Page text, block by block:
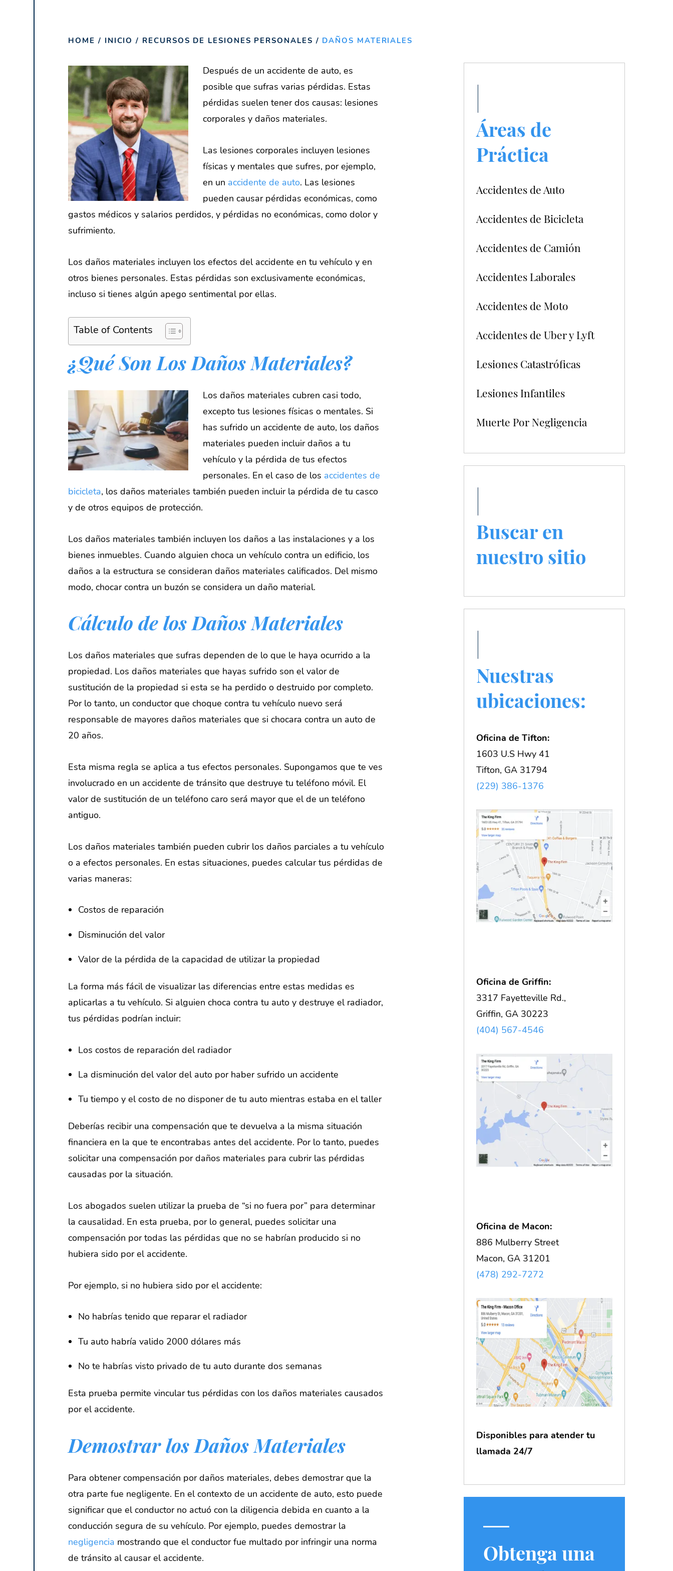
HOME / INICIO / RECURSOS DE LESIONES PERSONALES / DAÑOS MATERIALES
Después de un accidente de auto, es
posible que sufras varias pérdidas. Estas
pérdidas suelen tener dos causas: lesiones
corporales y daños materiales.
Las lesiones corporales incluyen lesiones
físicas y mentales que sufres, por ejemplo,
en un accidente de auto. Las lesiones
pueden causar pérdidas económicas, como
gastos médicos y salarios perdidos, y pérdidas no económicas, como dolor y
sufrimiento.
Los daños materiales incluyen los efectos del accidente en tu vehículo y en
otros bienes personales. Estas pérdidas son exclusivamente económicas,
incluso si tienes algún apego sentimental por ellas.
Table of Contents
¿Qué Son Los Daños Materiales?
Los daños materiales cubren casi todo,
excepto tus lesiones físicas o mentales. Si
has sufrido un accidente de auto, los daños
materiales pueden incluir daños a tu
vehículo y la pérdida de tus efectos
personales. En el caso de los accidentes de
bicicleta, los daños materiales también pueden incluir la pérdida de tu casco
y de otros equipos de protección.
Los daños materiales también incluyen los daños a las instalaciones y a los
bienes inmuebles. Cuando alguien choca un vehículo contra un edificio, los
daños a la estructura se consideran daños materiales calificados. Del mismo
modo, chocar contra un buzón se considera un daño material.
Cálculo de los Daños Materiales
Los daños materiales que sufras dependen de lo que le haya ocurrido a la
propiedad. Los daños materiales que hayas sufrido son el valor de
sustitución de la propiedad si esta se ha perdido o destruido por completo.
Por lo tanto, un conductor que choque contra tu vehículo nuevo será
responsable de mayores daños materiales que si chocara contra un auto de
20 años.
Esta misma regla se aplica a tus efectos personales. Supongamos que te ves
involucrado en un accidente de tránsito que destruye tu teléfono móvil. El
valor de sustitución de un teléfono caro será mayor que el de un teléfono
antiguo.
Los daños materiales también pueden cubrir los daños parciales a tu vehículo
o a efectos personales. En estas situaciones, puedes calcular tus pérdidas de
varias maneras:
Costos de reparación
Disminución del valor
Valor de la pérdida de la capacidad de utilizar la propiedad
La forma más fácil de visualizar las diferencias entre estas medidas es
aplicarlas a tu vehículo. Si alguien choca contra tu auto y destruye el radiador,
tus pérdidas podrían incluir:
Los costos de reparación del radiador
La disminución del valor del auto por haber sufrido un accidente
Tu tiempo y el costo de no disponer de tu auto mientras estaba en el taller
Deberías recibir una compensación que te devuelva a la misma situación
financiera en la que te encontrabas antes del accidente. Por lo tanto, puedes
solicitar una compensación por daños materiales para cubrir las pérdidas
causadas por la situación.
Los abogados suelen utilizar la prueba de “si no fuera por” para determinar
la causalidad. En esta prueba, por lo general, puedes solicitar una
compensación por todas las pérdidas que no se habrían producido si no
hubiera sido por el accidente.
Por ejemplo, si no hubiera sido por el accidente:
No habrías tenido que reparar el radiador
Tu auto habría valido 2000 dólares más
No te habrías visto privado de tu auto durante dos semanas
Esta prueba permite vincular tus pérdidas con los daños materiales causados
por el accidente.
Demostrar los Daños Materiales
Para obtener compensación por daños materiales, debes demostrar que la
otra parte fue negligente. En el contexto de un accidente de auto, esto puede
significar que el conductor no actuó con la diligencia debida en cuanto a la
conducción segura de su vehículo. Por ejemplo, puedes demostrar la
negligencia mostrando que el conductor fue multado por infringir una norma
de tránsito al causar el accidente.
Áreas de
Práctica
Accidentes de Auto
Accidentes de Bicicleta
Accidentes de Camión
Accidentes Laborales
Accidentes de Moto
Accidentes de Uber y Lyft
Lesiones Catastróficas
Lesiones Infantiles
Muerte Por Negligencia
Buscar en
nuestro sitio
Nuestras
ubicaciones:
Oficina de Tifton:
1603 U.S Hwy 41
Tifton, GA 31794
(229) 386-1376
Oficina de Griffin:
3317 Fayetteville Rd.,
Griffin, GA 30223
(404) 567-4546
Oficina de Macon:
886 Mulberry Street
Macon, GA 31201
(478) 292-7272
Disponibles para atender tu
llamada 24/7
Obtenga una